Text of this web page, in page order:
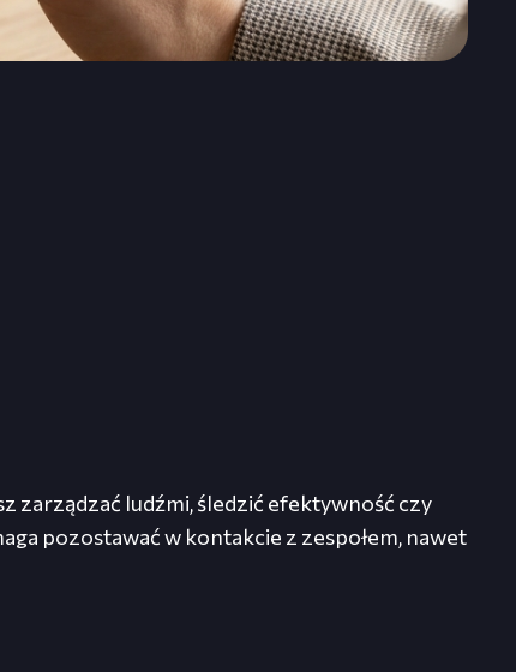
zarządzać ludźmi, śledzić efektywność czy
pozostawać w kontakcie z zespołem, nawet